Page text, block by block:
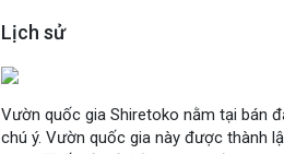
Lịch sử
Vườn quốc gia Shiretoko nằm tại bán
chú ý. Vườn quốc gia này được thành